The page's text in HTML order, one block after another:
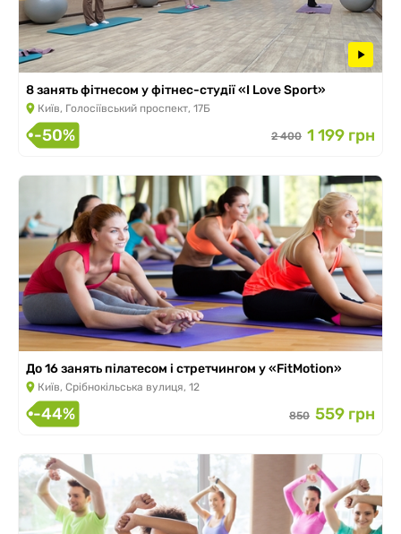
8 занять фітнесом у фітнес-студії «I Love Sport»
Київ, Голосіївський проспект, 17Б
-50% 2 400 1 199 грн
До 16 занять пілатесом і стретчингом у «FitMotion»
Київ, Срібнокільська вулиця, 12
-44% 850 559 грн